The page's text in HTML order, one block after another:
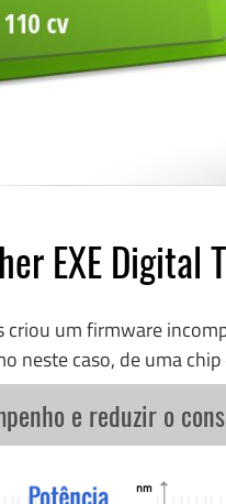
EXE Digital
criou um firmware
neste caso, de uma
e reduzir o